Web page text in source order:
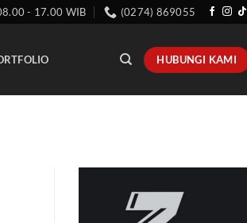
- 17.00 WIB (0274) 869055
HUBUNGI KAMI